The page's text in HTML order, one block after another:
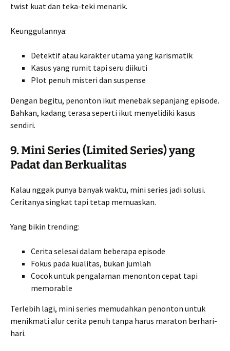
twist kuat dan teka-teki menarik.
Keunggulannya:
Detektif atau karakter utama yang karismatik
Kasus yang rumit tapi seru diikuti
Plot penuh misteri dan suspense
Dengan begitu, penonton ikut menebak sepanjang episode.
Bahkan, kadang terasa seperti ikut menyelidiki kasus
sendiri.
9. Mini Series (Limited Series) yang
Padat dan Berkualitas
Kalau nggak punya banyak waktu, mini series jadi solusi.
Ceritanya singkat tapi tetap memuaskan.
Yang bikin trending:
Cerita selesai dalam beberapa episode
Fokus pada kualitas, bukan jumlah
Cocok untuk pengalaman menonton cepat tapi
memorable
Terlebih lagi, mini series memudahkan penonton untuk
menikmati alur cerita penuh tanpa harus maraton berhari-
hari.